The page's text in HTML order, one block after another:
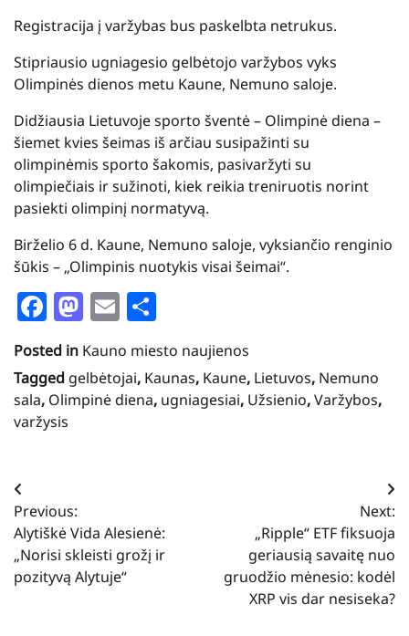
Registracija į varžybas bus paskelbta netrukus.
Stipriausio ugniagesio gelbėtojo varžybos vyks
Olimpinės dienos metu Kaune, Nemuno saloje.
Didžiausia Lietuvoje sporto šventė – Olimpinė diena –
šiemet kvies šeimas iš arčiau susipažinti su
olimpinėmis sporto šakomis, pasivaržyti su
olimpiečiais ir sužinoti, kiek reikia treniruotis norint
pasiekti olimpinį normatyvą.
Birželio 6 d. Kaune, Nemuno saloje, vyksiančio renginio
šūkis – „Olimpinis nuotykis visai šeimai“.
Facebook
Mastodon
Email
Posted in Kauno miesto naujienos
Tagged gelbėtojai, Kaunas, Kaune, Lietuvos, Nemuno
sala, Olimpinė diena, ugniagesiai, Užsienio,Varžybos,
varžysis
Navigacija
tarp
įrašų
Previous:
Alytiškė Vida Alesienė:
„Norisi skleisti grožį ir
pozityvą Alytuje“
Next:
„Ripple“ ETF fiksuoja
geriausią savaitę nuo
gruodžio mėnesio: kodėl
XRP vis dar nesiseka?